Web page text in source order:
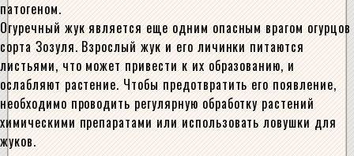
патогеном.
Огуречный жук является еще одним опасным врагом огурцов
сорта Зозуля. Взрослый жук и его личинки питаются
листьями, что может привести к их образованию, и
ослабляют растение. Чтобы предотвратить его появление,
необходимо проводить регулярную обработку растений
химическими препаратами или использовать ловушки для
жуков.